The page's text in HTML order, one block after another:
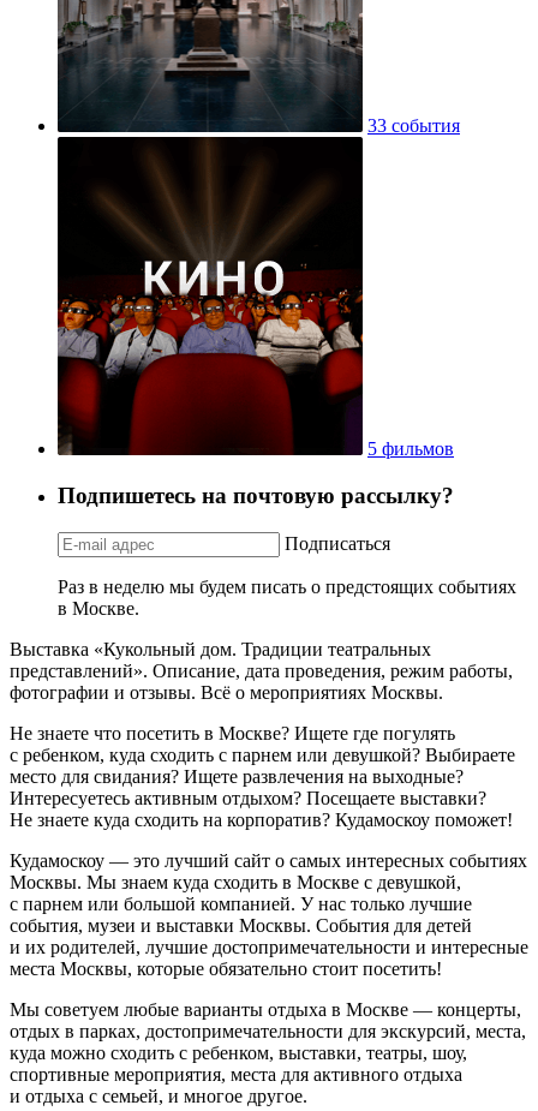
33 события
5 фильмов
Подпишетесь на почтовую рассылку?
Подписаться
Раз в неделю мы будем писать о предстоящих событиях
в Москве.
Выставка «Кукольный дом. Традиции театральных
представлений». Описание, дата проведения, режим работы,
фотографии и отзывы. Всё о мероприятиях Москвы.
Не знаете что посетить в Москве? Ищете где погулять
с ребенком, куда сходить с парнем или девушкой? Выбираете
место для свидания? Ищете развлечения на выходные?
Интересуетесь активным отдыхом? Посещаете выставки?
Не знаете куда сходить на корпоратив? Кудамоскоу поможет!
Кудамоскоу — это лучший сайт о самых интересных событиях
Москвы. Мы знаем куда сходить в Москве с девушкой,
с парнем или большой компанией. У нас только лучшие
события, музеи и выставки Москвы. События для детей
и их родителей, лучшие достопримечательности и интересные
места Москвы, которые обязательно стоит посетить!
Мы советуем любые варианты отдыха в Москве — концерты,
отдых в парках, достопримечательности для экскурсий, места,
куда можно сходить с ребенком, выставки, театры, шоу,
спортивные мероприятия, места для активного отдыха
и отдыха с семьей, и многое другое.